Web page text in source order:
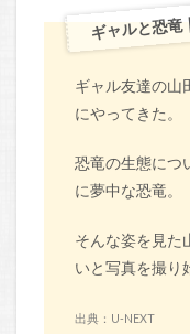
ギャルと恐
ギャル友達の山
にやってきた。
恐竜の生態につ
に夢中な恐竜。
そんな姿を見た
いと写真を撮り
出典：U-NEXT